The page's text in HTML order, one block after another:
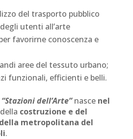
del trasporto pubblico
utenti all’arte
favorirne conoscenza e
aree del tessuto urbano;
funzionali, efficienti e belli.
“Stazioni dell’Arte”nasce nel
costruzione e del
metropolitana del
.